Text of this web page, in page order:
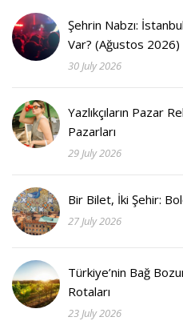
Şehrin Nabzı:
Var? (Ağustos 2026)
30 July 2026
Yazlıkçıların Pazar
Pazarları
29 July 2026
Bir Bilet, İki Şehir:
27 July 2026
Türkiye’nin Bağ
Rotaları
23 July 2026